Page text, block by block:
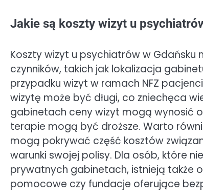
Jakie są koszty wizyt u
Koszty wizyt u psychiatrów w Gdańsku
czynników, takich jak lokalizacja
przypadku wizyt w ramach NFZ
wizytę może być długi, co zniechęca
gabinetach ceny wizyt mogą wynosić
terapie mogą być droższe. Warto
mogą pokrywać część kosztów
warunki swojej polisy. Dla osób, które
prywatnych gabinetach, istnieją także
pomocowe czy fundacje oferujące